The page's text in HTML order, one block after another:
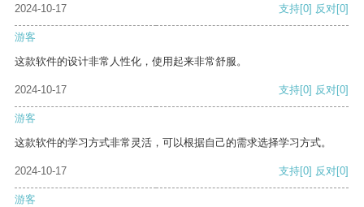
2024-10-17 支持[0] 反对[0]
游客
这款软件的设计非常人性化，使用起来非常舒服。
2024-10-17 支持[0] 反对[0]
游客
这款软件的学习方式非常灵活，可以根据自己的需求选择学习方式。
2024-10-17 支持[0] 反对[0]
游客